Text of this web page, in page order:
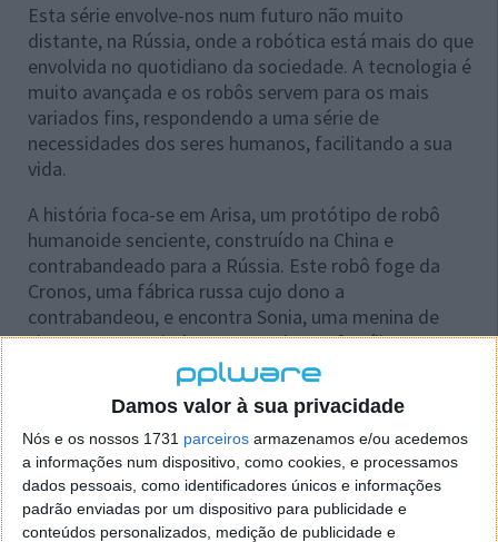
Damos valor à sua privacidade
Nós e os nossos 1731 parceiros armazenamos e/ou acedemos
a informações num dispositivo, como cookies, e processamos
dados pessoais, como identificadores únicos e informações
padrão enviadas por um dispositivo para publicidade e
conteúdos personalizados, medição de publicidade e
Esta série envolve-nos num futuro não muito
distante, na Rússia, onde a robótica está mais do que
envolvida no quotidiano da sociedade. A tecnologia é
muito avançada e os robôs servem para os mais
variados fins, respondendo a uma série de
necessidades dos seres humanos, facilitando a sua
vida.
A história foca-se em Arisa, um protótipo de robô
humanoide senciente, construído na China e
contrabandeado para a Rússia. Este robô foge da
Cronos, uma fábrica russa cujo dono a
contrabandeou, e encontra Sonia, uma menina de
cinco anos, sentindo-se parte da sua família.
Num contexto que pode até ser assustador,
considerando que Arisa é uma máquina, descobrimos
que ela não é, apenas, capaz de tomar decisões por
si, como é capaz, também, de entender as emoções
humanas.